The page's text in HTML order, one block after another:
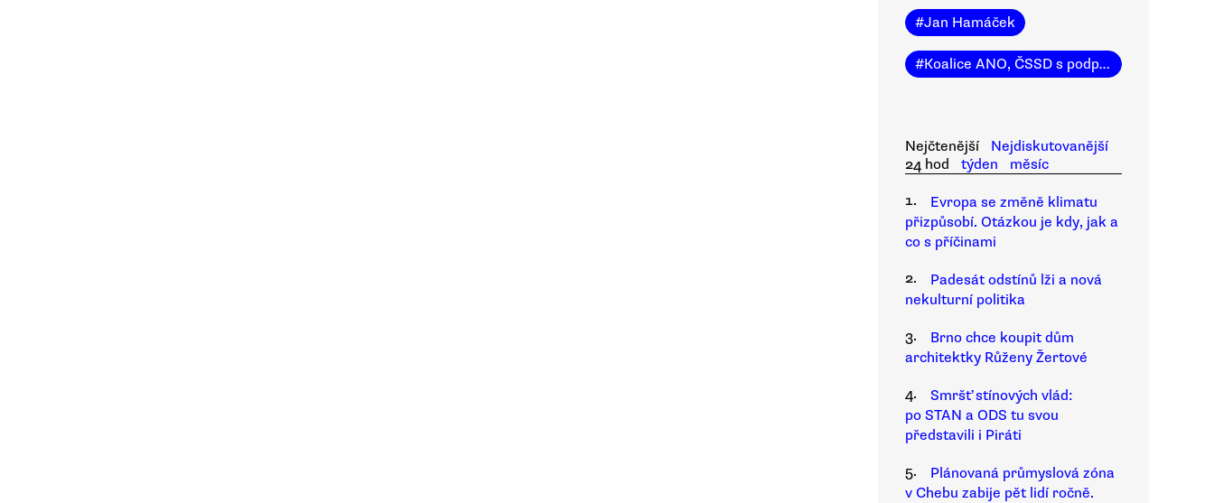
#Jan Hamáček
#Koalice ANO, ČSSD s podporou KSČM
Nejčtenější
Nejdiskutovanější
24 hod
týden
měsíc
1.
Evropa se změně klimatu
přizpůsobí. Otázkou je kdy, jak a
co s příčinami
2.
Padesát odstínů lži a nová
nekulturní politika
3.
Brno chce koupit dům
architektky Růženy Žertové
4.
Smršť stínových vlád:
po STAN a ODS tu svou
představili i Piráti
5.
Plánovaná průmyslová zóna
v Chebu zabije pět lidí ročně.